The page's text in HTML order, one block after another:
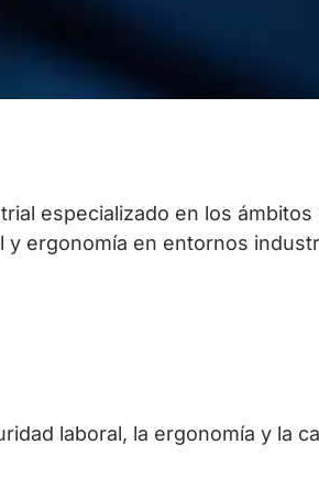
especializado en los ámbitos
ergonomía en entornos
laboral, la ergonomía y la